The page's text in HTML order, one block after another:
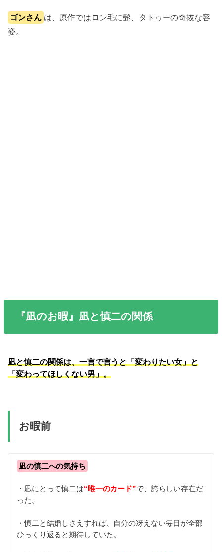
ゴンさん は、原作ではロン毛に髭、タトゥーの奇抜な容
姿。
『凪のお暇』凪と慎二の関係
凪と慎二の関係は、一言で言うと「変わりたい女」と
「変わってほしくない男」。
お暇前
凪の慎二への気持ち
・凪にとって慎二は“唯一のカード”で、誇らしい存在だ
った。
・慎二と結婚しさえすれば、自分の冴えない毎日が全部
ひっくり返ると期待していた。